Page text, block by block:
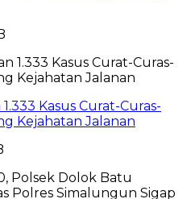
Kasus Curat-Curas-
Kejahatan Jalanan